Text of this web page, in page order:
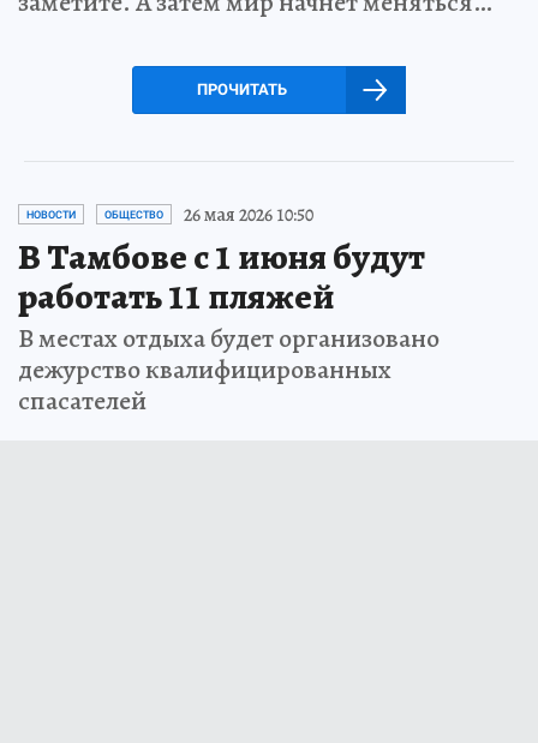
ПРОЧИТАТЬ
НОВОСТИ ОБЩЕСТВО 26 мая 2026 10:50
В Тамбове с 1 июня будут
работать 11 пляжей
В местах отдыха будет организовано
дежурство квалифицированных
спасателей